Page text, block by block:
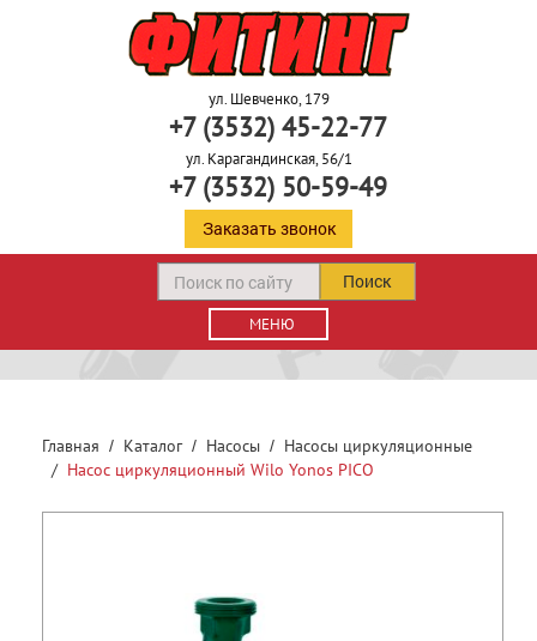
ул. Шевченко, 179
+7 (3532) 45-22-77
ул. Карагандинская, 56/1
+7 (3532) 50-59-49
Заказать звонок
МЕНЮ
Поиск
Главная Каталог Насосы
Насосы циркуляционные
Насос циркуляционный Wilo Yonos PICO